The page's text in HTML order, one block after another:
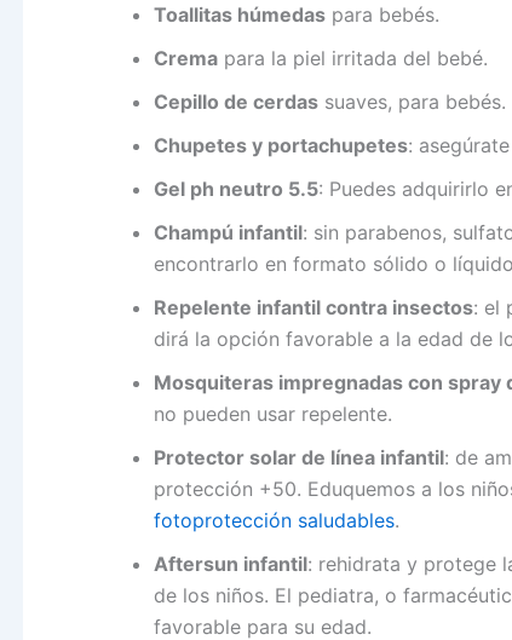
Toallitas húmedas para bebés.
Crema para la piel irritada del bebé.
Cepillo de cerdas suaves, para bebés.
Chupetes y portachupetes:
Gel ph neutro 5.5: Puedes adquirirlo
Champú infantil: sin parabenos,
encontrarlo en formato sólido o
Repelente infantil contra insectos: el
dirá la opción favorable a la edad de
Mosquiteras impregnadas con spray
no pueden usar repelente.
Protector solar de línea infantil: de
protección +50. Eduquemos a los
fotoprotección saludables.
Aftersun infantil: rehidrata y protege
de los niños. El pediatra, o
favorable para su edad.